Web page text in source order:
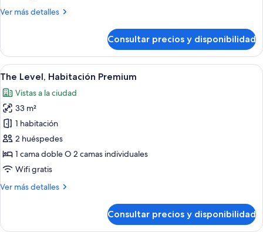
Level)
Ver más detalles
Más
(Melia
The
Level)
Consultar precios y disponibilidad
Abrir
todas
las
fotos
de
The
Level,
Habitación
Premium
Una habitación de hotel moderna
5
The Level, Habitación Premium
Vistas a la ciudad
33 m²
1 habitación
2 huéspedes
1 cama doble O 2 camas individuales
Wifi gratis
Ver más detalles
Más
Level,
Consultar precios y disponibilidad